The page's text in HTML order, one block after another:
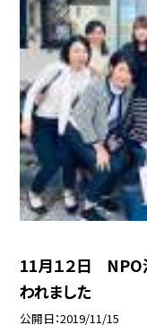
11月１２日 NPO
われました
公開日 2019/11/15